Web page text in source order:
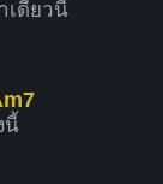
เดียวนี้
นี้